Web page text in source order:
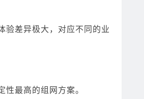
验差异极大，对应不同的业
最高的组网方案。